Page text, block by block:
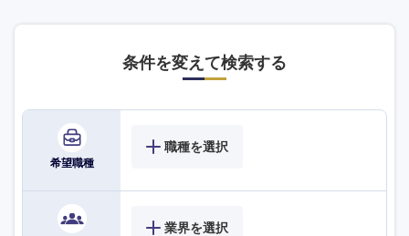
条件を変えて検索する
希望職種
職種を選択
業界を選択